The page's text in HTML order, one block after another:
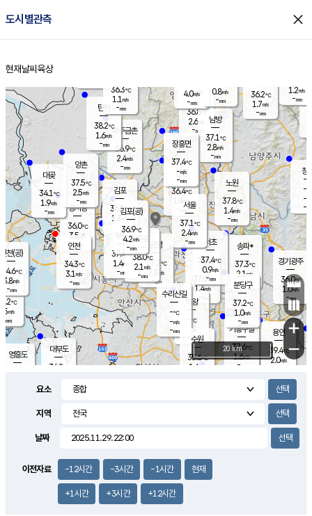
도시별관측 close
홈
현재날씨 육상
의도
℃
m/s
mm
영흥도
양주
36.8℃
2.6
-mm
과천
37.0℃
1.4m/s
- mm
용인
39.4℃
2.0m/s
경기광주
36.0℃
1.0m/s
-mm
3.0m/s
대부도
34.8
경서동
36.0℃
3.5 m/s
-mm
파주금촌
36.9℃
2.4m/s
-mm
36.2℃
1.7m/s
-mm
대곶
34.1℃
1.9m/s
-mm
창
-
-m/
-
탄현
38.2℃
1.6m/s
-mm
1.2m/s
-mm
의왕
- ℃
m/s
mm
김포
36.8℃
1.3 m/s
mm
광명
37.2 ℃
2.3 m/s
-mm
부천
37.4℃
1.4m/s
-mm
양촌
37.5℃
2.5m/s
-mm
구로
38.0℃
2.1 m/s
-mm
은평
36.4℃
1.4 m/s
- mm
노원
37.8℃
1.4m/s
-mm
송파*
37.3℃
2.1 m/s
-mm
서초
37.4℃
0.9m/s
-mm
남방
37.1℃
2.8m/s
-mm
기흥구갈
37.6℃
1.6m/s
-
수리산길
-℃
-m/s
-mm
분당구
37.2℃
1.0m/s
-mm
장흥면
37.4℃
-m/s
-mm
4.0m/s
-mm
인천(공)
34.6℃
3.8m/s
-mm
김포(공)
36.9℃
4.2m/s
-mm
수원
35.6℃
1.6 m/s
인천
34.3℃
3.1 m/s
-mm
서울
37.1℃
2.4m/s
-mm
36.3℃
1.1 m/s
-mm
0.8m/s
-mm
+
−
20 km
요소
지역
날짜
이전자료 -12시간 -3시간 -1시간 현재
+1시간 +3시간 +12시간